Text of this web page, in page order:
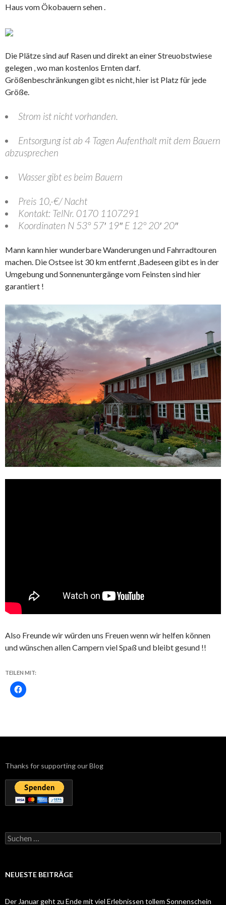
Haus vom Ökobauern sehen .
Die Plätze sind auf Rasen und direkt an einer Streuobstwiese
gelegen , wo man kostenlos Ernten darf.
Größenbeschränkungen gibt es nicht, hier ist Platz für jede
Größe.
Strom ist nicht vorhanden.
Entsorgung ist ab 4 Tagen Aufenthalt mit dem Bauern
abzusprechen
Wasser gibt es beim Bauern
Preis 10,-€/ Nacht
Kontakt: TelNr. 0170 1107291
Koordinaten N 53° 57′ 19″ E 12° 20′ 20″
Mann kann hier wunderbare Wanderungen und Fahrradtouren
machen. Die Ostsee ist 30 km entfernt ,Badeseen gibt es in der
Umgebung und Sonnenuntergänge vom Feinsten sind hier
garantiert !
Also Freunde wir würden uns Freuen wenn wir helfen können
und wünschen allen Campern viel Spaß und bleibt gesund !!
TEILEN MIT:
Thanks for supporting our Blog
Suchen
nach:
NEUESTE BEITRÄGE
Der Januar geht zu Ende mit viel Erlebnissen tollem Sonnenschein